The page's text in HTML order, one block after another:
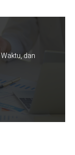
dan